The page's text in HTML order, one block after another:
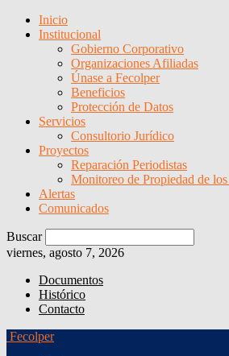
Inicio
Institucional
Gobierno Corporativo
Organizaciones Afiliadas
Únase a Fecolper
Beneficios
Protección de Datos
Servicios
Consultorio Jurídico
Proyectos
Reparación Periodistas
Monitoreo de Propiedad de
Alertas
Comunicados
Buscar
viernes, agosto 7, 2026
Documentos
Histórico
Contacto
Fecolper